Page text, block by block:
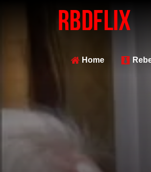
Home